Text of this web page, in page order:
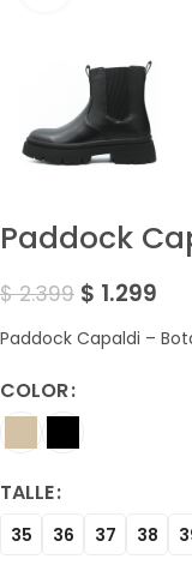
Paddock
$2.399 $ 1.299
Paddock Capaldi –
COLOR
TALLE
35 36 37 38